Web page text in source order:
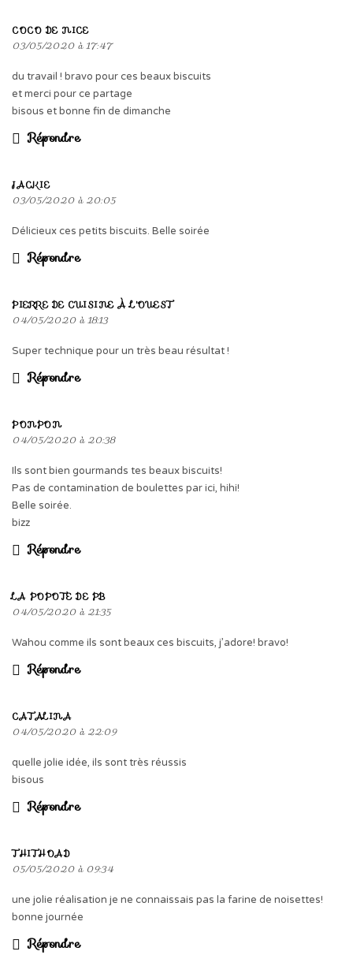
COCO DE NICE
03/05/2020 à 17:47
du travail ! bravo pour ces beaux biscuits
et merci pour ce partage
bisous et bonne fin de dimanche
Répondre
JACKIE
03/05/2020 à 20:05
Délicieux ces petits biscuits. Belle soirée
Répondre
PIERRE DE CUISINE À L'OUEST
04/05/2020 à 18:13
Super technique pour un très beau résultat !
Répondre
PONPON
04/05/2020 à 20:38
Ils sont bien gourmands tes beaux biscuits!
Pas de contamination de boulettes par ici, hihi!
Belle soirée.
bizz
Répondre
LA POPOTE DE PB
04/05/2020 à 21:35
Wahou comme ils sont beaux ces biscuits, j’adore! bravo!
Répondre
CATALINA
04/05/2020 à 22:09
quelle jolie idée, ils sont très réussis
bisous
Répondre
THITHOAD
05/05/2020 à 09:34
une jolie réalisation je ne connaissais pas la farine de noisettes!
bonne journée
Répondre